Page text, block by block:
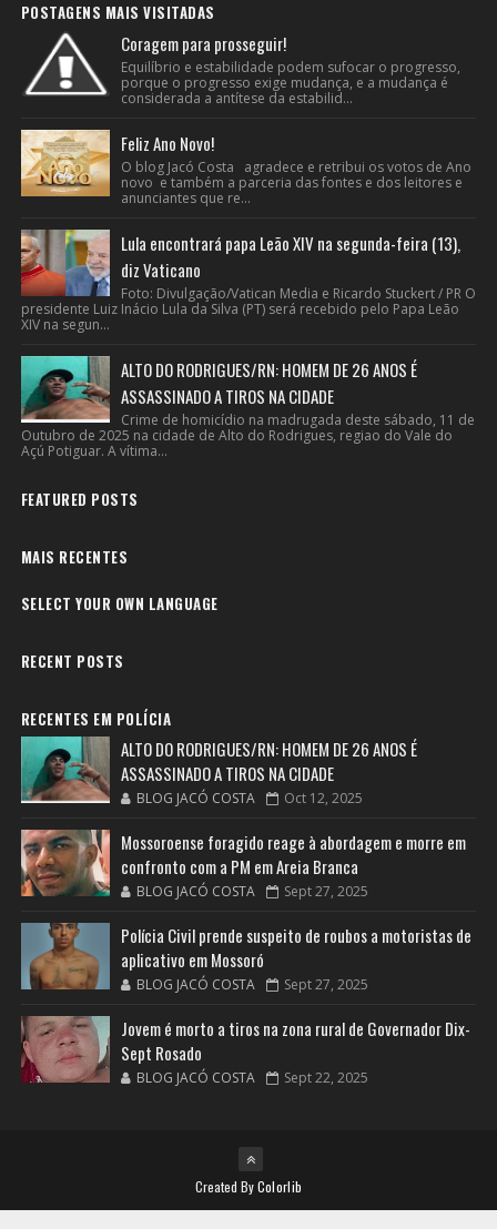
POSTAGENS MAIS VISITADAS
Coragem para prosseguir!
Equilíbrio e estabilidade podem sufocar o progresso,
porque o progresso exige mudança, e a mudança é
considerada a antítese da estabilid...
Feliz Ano Novo!
O blog Jacó Costa agradece e retribui os votos de Ano
novo e também a parceria das fontes e dos leitores e
anunciantes que re...
Lula encontrará papa Leão XIV na segunda-feira (13),
diz Vaticano
Foto: Divulgação/Vatican Media e Ricardo Stuckert / PR O
presidente Luiz Inácio Lula da Silva (PT) será recebido pelo Papa Leão
XIV na segun...
ALTO DO RODRIGUES/RN: HOMEM DE 26 ANOS É
ASSASSINADO A TIROS NA CIDADE
Crime de homicídio na madrugada deste sábado, 11 de
Outubro de 2025 na cidade de Alto do Rodrigues, regiao do Vale do
Açú Potiguar. A vítima...
FEATURED POSTS
MAIS RECENTES
SELECT YOUR OWN LANGUAGE
RECENT POSTS
RECENTES EM POLÍCIA
ALTO DO RODRIGUES/RN: HOMEM DE 26 ANOS É
ASSASSINADO A TIROS NA CIDADE
BLOG JACÓ COSTA Oct 12, 2025
Mossoroense foragido reage à abordagem e morre em
confronto com a PM em Areia Branca
BLOG JACÓ COSTA Sept 27, 2025
Polícia Civil prende suspeito de roubos a motoristas de
aplicativo em Mossoró
BLOG JACÓ COSTA Sept 27, 2025
Jovem é morto a tiros na zona rural de Governador Dix-
Sept Rosado
BLOG JACÓ COSTA Sept 22, 2025
Created ByColorlib